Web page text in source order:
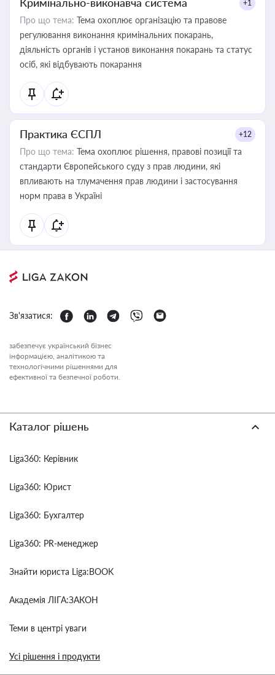
+1
Про що тема: Тема охоплює організацію та правове
регулювання виконання кримінальних покарань,
діяльність органів і установ виконання покарань та статус
осіб, які відбувають покарання
Практика ЄСПЛ +12
Про що тема: Тема охоплює рішення, правові позиції та
стандарти Європейського суду з прав людини, які
впливають на тлумачення прав людини і застосування
норм права в Україні
Зв'язатися:
забезпечує український бізнес
інформацією, аналітикою та
технологічними рішеннями для
ефективної та безпечної роботи.
Каталог рішень
Liga360: Керівник
Liga360: Юрист
Liga360: Бухгалтер
Liga360: PR-менеджер
Знайти юриста Liga:BOOK
Академія ЛІГА:ЗАКОН
Теми в центрі уваги
Усі рішення і продукти